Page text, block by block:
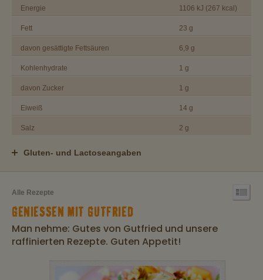
Energie 1106 kJ (267 kcal)
Fett 23 g
davon gesättigte Fettsäuren 6,9 g
Kohlenhydrate 1 g
davon Zucker 1 g
Eiweiß 14 g
Salz 2 g
Gluten- und Lactoseangaben
Alle Rezepte
GENIESSEN MIT GUTFRIED
Man nehme: Gutes von Gutfried und unsere
raffinierten Rezepte. Guten Appetit!